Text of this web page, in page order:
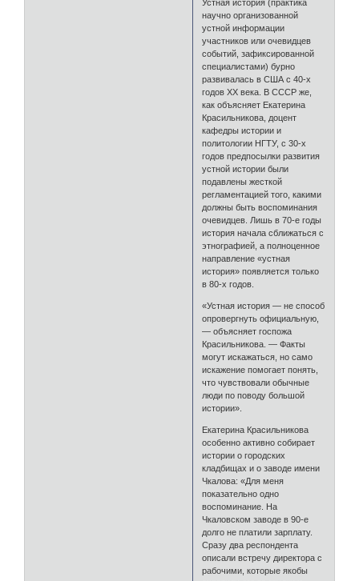
Устная история (практика
научно организованной
устной информации
участников или очевидцев
событий, зафиксированной
специалистами) бурно
развивалась в США с 40-х
годов ХХ века. В СССР же,
как объясняет Екатерина
Красильникова, доцент
кафедры истории и
политологии НГТУ, с 30-х
годов предпосылки развития
устной истории были
подавлены жесткой
регламентацией того, какими
должны быть воспоминания
очевидцев. Лишь в 70-е годы
история начала сближаться с
этнографией, а полноценное
направление «устная
история» появляется только
в 80-х годов.
«Устная история — не способ
опровергнуть официальную,
— объясняет госпожа
Красильникова. — Факты
могут искажаться, но само
искажение помогает понять,
что чувствовали обычные
люди по поводу большой
истории».
Екатерина Красильникова
особенно активно собирает
истории о городских
кладбищах и о заводе имени
Чкалова: «Для меня
показательно одно
воспоминание. На
Чкаловском заводе в 90-е
долго не платили зарплату.
Сразу два респондента
описали встречу директора с
рабочими, которые якобы